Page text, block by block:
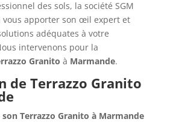
des sols, la société SGM
vous apporter son œil expert et
adéquates à votre
intervenons pour la
Granito à Marmande.
de Terrazzo Granito
Terrazzo Granito à Marmande